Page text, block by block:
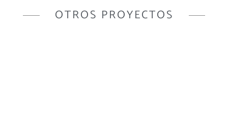
OTROS PROYECTOS